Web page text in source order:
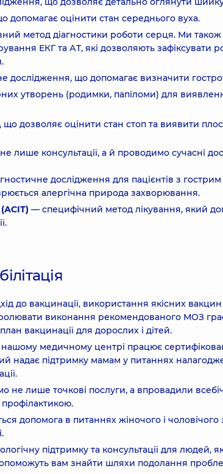
допомагає оцінити стан середнього вуха.
метод діагностики роботи серця. Ми
ЕКГ та АТ, які дозволяють зафіксувати
дослідження, що допомагає визначити
утворень (родимки, папіломи) для
дозволяє оцінити стан стоп та виявити
лише консультації, а й проводимо сучасні
дослідження для пацієнтів з
алергічна природа захворювання.
— специфічний метод лікування, який
до вакцинації, використання якісних
виконання рекомендованого МОЗ
вакцинації для дорослих і дітей.
медичному центрі працює
надає підтримку мамам у питаннях
не лише точкові послуги, а впровадили
допомога в питаннях жіночого і
підтримку та консультації для людей,
вам знайти шляхи подолання